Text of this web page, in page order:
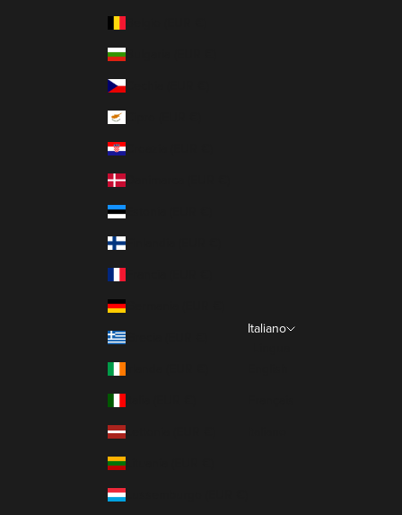
Bulgaria (EUR €)
Cechia (EUR €)
Croazia (EUR €)
Danimarca (EUR €)
Estonia (EUR €)
Finlandia (EUR €)
Germania (EUR €)
Grecia (EUR €)
Lettonia (EUR €)
Lituania (EUR €)
Lussemburgo (EUR €)
Italiano